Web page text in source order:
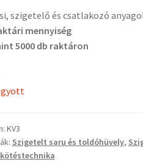
szigetelő és csatlakozó
mennyiség
5000 db raktáron
KV3
Szigetelt saru és toldóhüvely,